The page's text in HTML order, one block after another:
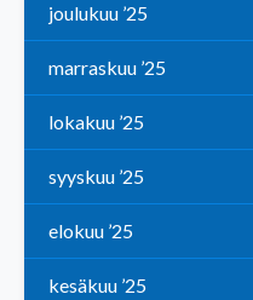
joulukuu ’25
marraskuu ’25
lokakuu ’25
syyskuu ’25
elokuu ’25
kesäkuu ’25